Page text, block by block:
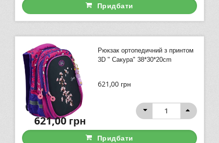
Придбати
Рюкзак ортопедичний з принтом
3D " Сакура" 38*30*20cm
621,00 грн
621,00грн
Придбати